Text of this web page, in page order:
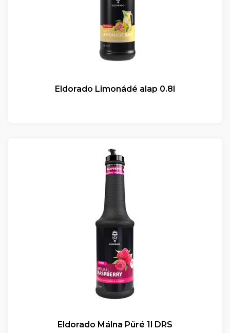
Eldorado Limonádé alap 0.8l
Eldorado Málna Püré 1l DRS